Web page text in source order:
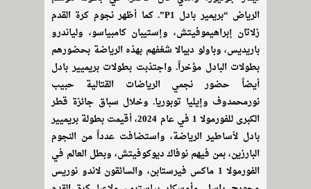
الرياض “بريمير بادل P1”. كما أظهر نجوم كرة القدم
زلاتان إبراهيموفيتش، وإستيبان كامبياسو، ولياندرو
باريديس، وباولو ديبالا شغفهم بهذه الرياضة بحضورهم
بطولات البادل مؤخراً. واجتذبت بطولات بريميير بادل
أيضاً حضور نجمي الرياضات القتالية حبيب
نورمحمدوف وإيليا توبوريا. وخلال سباق جائزة قطر
الكبرى للفورمولا 1 في عام 2024، أقيمت بطولة بريميير
بادل لأساطير الرياضة، واستضافت عدداً من النجوم
البارزين، بمن فيهم نوفاك ديوكوفيتش، وبطل العالم في
الفورمولا 1 ماكس فيرستابن، والسائقون لاندو نوريس